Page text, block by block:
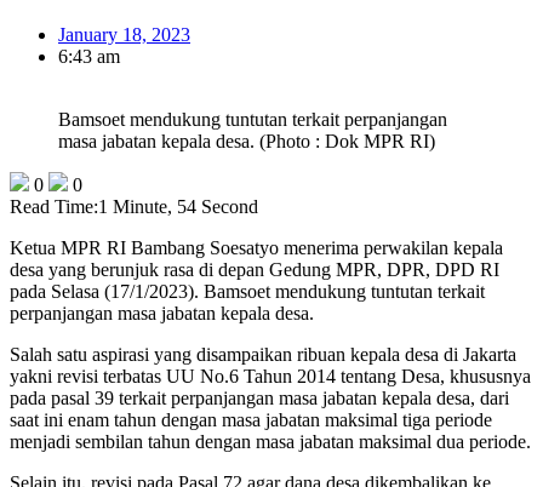
January 18, 2023
6:43 am
Bamsoet mendukung tuntutan terkait perpanjangan
masa jabatan kepala desa. (Photo : Dok MPR RI)
0
0
Read Time:1 Minute, 54 Second
Ketua MPR RI Bambang Soesatyo menerima perwakilan kepala
desa yang berunjuk rasa di depan Gedung MPR, DPR, DPD RI
pada Selasa (17/1/2023). Bamsoet mendukung tuntutan terkait
perpanjangan masa jabatan kepala desa.
Salah satu aspirasi yang disampaikan ribuan kepala desa di Jakarta
yakni revisi terbatas UU No.6 Tahun 2014 tentang Desa, khususnya
pada pasal 39 terkait perpanjangan masa jabatan kepala desa, dari
saat ini enam tahun dengan masa jabatan maksimal tiga periode
menjadi sembilan tahun dengan masa jabatan maksimal dua periode.
Selain itu, revisi pada Pasal 72 agar dana desa dikembalikan ke